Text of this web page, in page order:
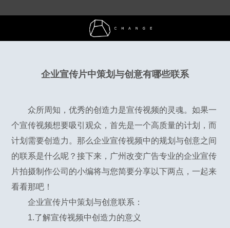
企业宣传片中策划与创意有哪些联系
众所周知，优秀的创造力是宣传视频的灵魂。如果一
个宣传视频想要吸引观众，首先是一个高质量的计划，而
计划需要创造力。那么企业宣传视频中的规划与创意之间
的联系是什么呢？接下来，广州改变广告专业的企业宣传
片拍摄制作公司的小编将与您简要分享以下两点，一起来
看看那吧！
企业宣传片中策划与创意联系：
1.了解宣传视频中创造力的意义